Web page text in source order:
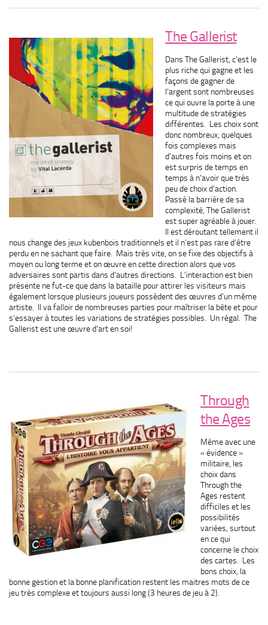
The Gallerist
Dans The Gallerist, c’est le
plus riche qui gagne et les
façons de gagner de
l’argent sont nombreuses
ce qui ouvre la porte à une
multitude de stratégies
différentes. Les choix sont
donc nombreux, quelques
fois complexes mais
d’autres fois moins et on
est surpris de temps en
temps à n’avoir que très
peu de choix d’action.
Passé la barrière de sa
complexité, The Gallerist
est super agréable à jouer.
Il est déroutant tellement il
nous change des jeux kubenbois traditionnels et il n’est pas rare d’être
perdu en ne sachant que faire. Mais très vite, on se fixe des objectifs à
moyen ou long terme et on œuvre en cette direction alors que vos
adversaires sont partis dans d’autres directions. L’interaction est bien
présente ne fut-ce que dans la bataille pour attirer les visiteurs mais
également lorsque plusieurs joueurs possèdent des œuvres d’un même
artiste. Il va falloir de nombreuses parties pour maîtriser la bête et pour
s’essayer à toutes les variations de stratégies possibles. Un régal. The
Gallerist est une œuvre d’art en soi!
Through
the Ages
Même avec une
« évidence »
militaire, les
choix dans
Through the
Ages restent
difficiles et les
possibilités
variées, surtout
en ce qui
concerne le choix
des cartes. Les
bons choix, la
bonne gestion et la bonne planification restent les maitres mots de ce
jeu très complexe et toujours aussi long (3 heures de jeu à 2).